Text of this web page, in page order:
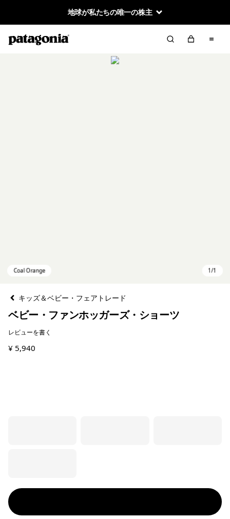
地球が私たちの唯一の株主
キッズ＆ベビー・フェアトレード
ベビー・ファンホッガーズ・ショーツ
レビューを書く
¥ 5,940